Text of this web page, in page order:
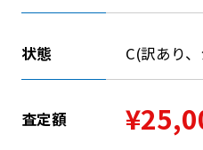
状態 C(訳あり
査定額